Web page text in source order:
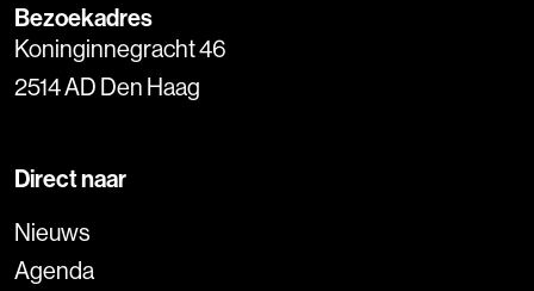
Bezoekadres
Koninginnegracht 46
2514 AD Den Haag
Direct naar
Nieuws
Agenda